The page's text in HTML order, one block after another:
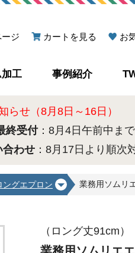
ジ カートを見る お
工 事例紹介
らせ（8月8日～16日）
終受付：8月4日午前中まで
合わせ ：8月17日より順次
ングエプロン 業務用ソムリ
（ロング丈91cm）